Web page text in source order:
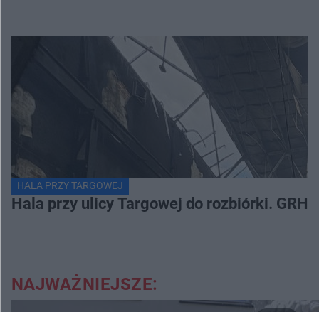
HALA PRZY TARGOWEJ
Hala przy ulicy Targowej do rozbiórki. GRH
NAJWAŻNIEJSZE: